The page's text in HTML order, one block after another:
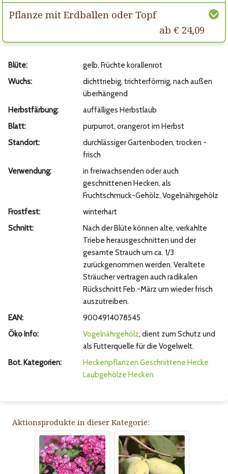
Pflanze mit Erdballen oder Topf
ab € 24,09
Blüte:
gelb, Früchte korallenrot
Wuchs:
dichttriebig, trichterförmig, nach außen
überhängend
Herbstfärbung:
auffälliges Herbstlaub
Blatt:
purpurrot, orangerot im Herbst
Standort:
durchlässiger Gartenboden, trocken -
frisch
Verwendung:
in freiwachsenden oder auch
geschnittenen Hecken, als
Fruchtschmuck-Gehölz, Vogelnährgehölz
Frostfest:
winterhart
Schnitt:
Nach der Blüte können alte, verkahlte
Triebe herausgeschnitten und der
gesamte Strauch um ca. 1/3
zurückgenommen werden. Veraltete
Sträucher vertragen auch radikalen
Rückschnitt Feb.-März um wieder frisch
auszutreiben.
EAN:
9004914078545
Öko Info:
Vogelnährgehölz, dient zum Schutz und
als Futterquelle für die Vogelwelt.
Bot. Kategorien:
Heckenpflanzen Geschnittene Hecke
Laubgehölze Hecken
Aktionsprodukte in dieser Kategorie: